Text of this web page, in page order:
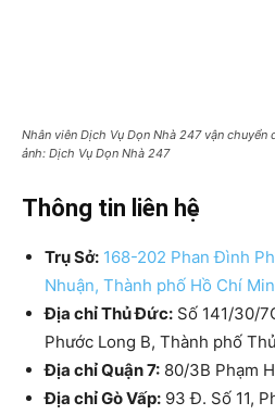
Nhân viên Dịch Vụ Dọn Nhà 247 vận
ảnh: Dịch Vụ Dọn Nhà 247
Thông tin liên hệ
Trụ Sở: 168-202 Phan Đình
Nhuận, Thành phố Hồ Chí
Địa chỉ Thủ Đức: Số 141/30/
Phước Long B, Thành phố
Địa chỉ Quận 7: 80/3B Phạm
Địa chỉ Gò Vấp: 93 Đ. Số 11,